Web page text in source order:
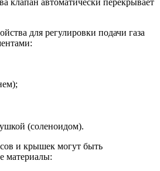
клапан автоматически перекрывает
для регулировки подачи газа
(соленоидом).
и крышек могут быть
материалы: